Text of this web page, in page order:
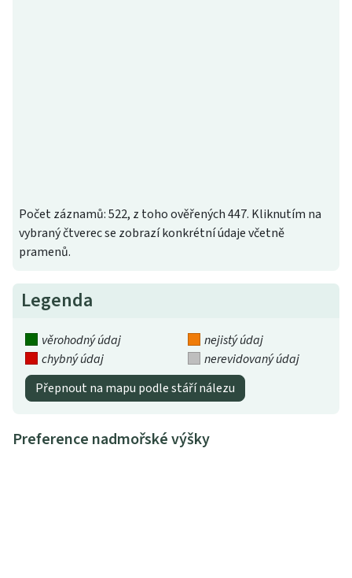
Počet záznamů: 522, z toho ověřených 447. Kliknutím na
vybraný čtverec se zobrazí konkrétní údaje včetně
pramenů.
Legenda
věrohodný údaj
nejistý údaj
chybný údaj
nerevidovaný údaj
Přepnout na mapu podle stáří nálezu
Preference nadmořské výšky